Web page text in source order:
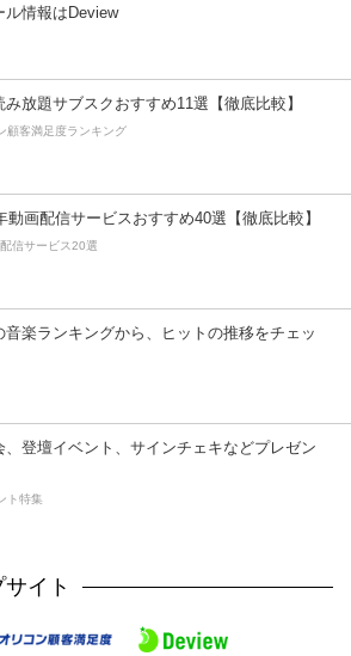
ル情報はDeview
み放題サブスクおすすめ11選【徹底比較】
顧客満足度ランキング
動画配信サービスおすすめ40選【徹底比較】
信サービス20選
音楽ランキングから、ヒットの推移をチェッ
、登壇イベント、サインチェキなどプレゼン
ト特集
イト